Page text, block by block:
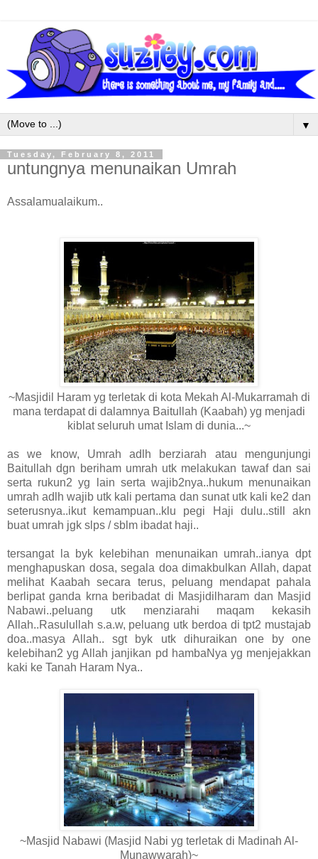
▼
Tuesday, February 8, 2011
untungnya menunaikan Umrah
Assalamualaikum..
~Masjidil Haram yg terletak di kota Mekah Al-Mukarramah di
mana terdapat di dalamnya Baitullah (Kaabah) yg menjadi
kiblat seluruh umat Islam di dunia...~
as we know, Umrah adlh berziarah atau mengunjungi
Baitullah dgn beriham umrah utk melakukan tawaf dan sai
serta rukun2 yg lain serta wajib2nya..hukum menunaikan
umrah adlh wajib utk kali pertama dan sunat utk kali ke2 dan
seterusnya..ikut kemampuan..klu pegi Haji dulu..still akn
buat umrah jgk slps / sblm ibadat haji..
tersangat la byk kelebihan menunaikan umrah..ianya dpt
menghapuskan dosa, segala doa dimakbulkan Allah, dapat
melihat Kaabah secara terus, peluang mendapat pahala
berlipat ganda krna beribadat di Masjidilharam dan Masjid
Nabawi..peluang utk menziarahi maqam kekasih
Allah..Rasulullah s.a.w, peluang utk berdoa di tpt2 mustajab
doa..masya Allah.. sgt byk utk dihuraikan one by one
kelebihan2 yg Allah janjikan pd hambaNya yg menjejakkan
kaki ke Tanah Haram Nya..
~Masjid Nabawi (Masjid Nabi yg terletak di Madinah Al-
Munawwarah)~